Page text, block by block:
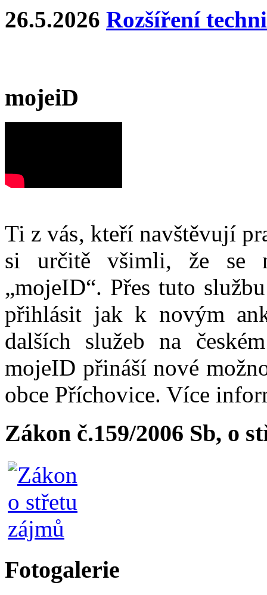
26.5.2026 Rozšíření
mojeiD
Ti z vás, kteří navštěvují
si určitě všimli, že se
„mojeID“. Přes tuto
přihlásit jak k novým
dalších služeb na
mojeID přináší nové
obce Příchovice. Více
Zákon č.159/2006 Sb, o
Fotogalerie